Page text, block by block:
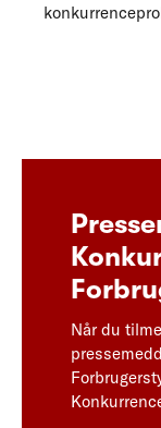
Når du